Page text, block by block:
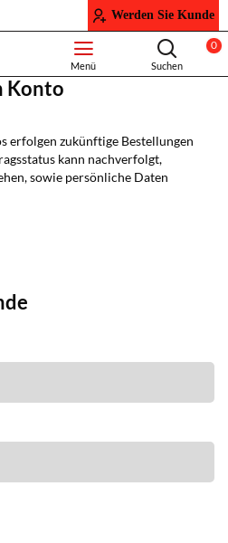
Werden Sie Kunde
0
Konto
erfolgen zukünftige Bestellungen
kann nachverfolgt,
sowie persönliche Daten